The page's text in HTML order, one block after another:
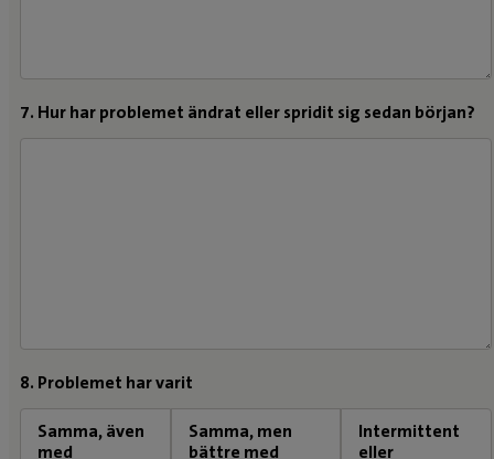
7. Hur har problemet ändrat eller spridit sig sedan början?
8. Problemet har varit
Samma, även
med
Samma, men
bättre med
Intermittent
eller